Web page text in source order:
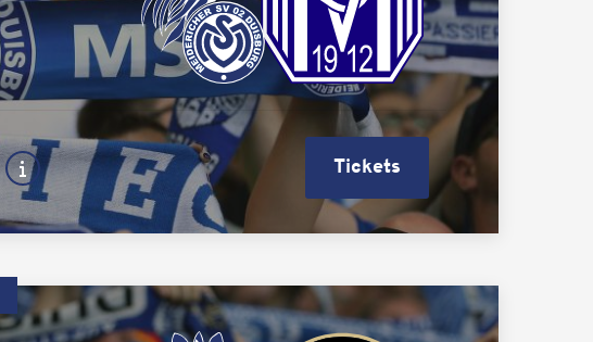
Tickets